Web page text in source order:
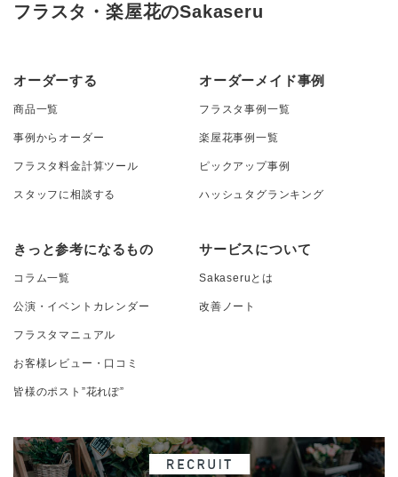
フラスタ・楽屋花のSakaseru
オーダーする
商品一覧
事例からオーダー
フラスタ料金計算ツール
スタッフに相談する
オーダーメイド事例
フラスタ事例一覧
楽屋花事例一覧
ピックアップ事例
ハッシュタグランキング
きっと参考になるもの
コラム一覧
公演・イベントカレンダー
フラスタマニュアル
お客様レビュー・口コミ
皆様のポスト”花れぽ”
サービスについて
Sakaseruとは
改善ノート